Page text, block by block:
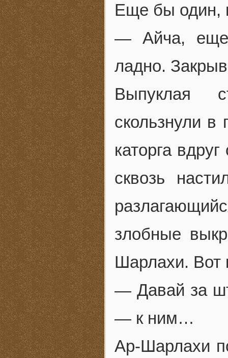
Еще бы один,
— Айча, еще
ладно.
Выпуклая
скользнули
каторга
сквозь
злобные
Шарлахи. Вот
— Давай за
— к ним…
Ар-Шарлахи